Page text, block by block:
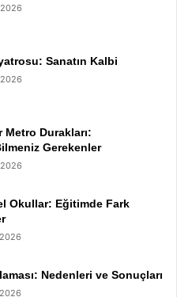
Sanatın Kalbi
Durakları:
Gerekenler
Okullar: Eğitimde Fark
Nedenleri ve Sonuçları